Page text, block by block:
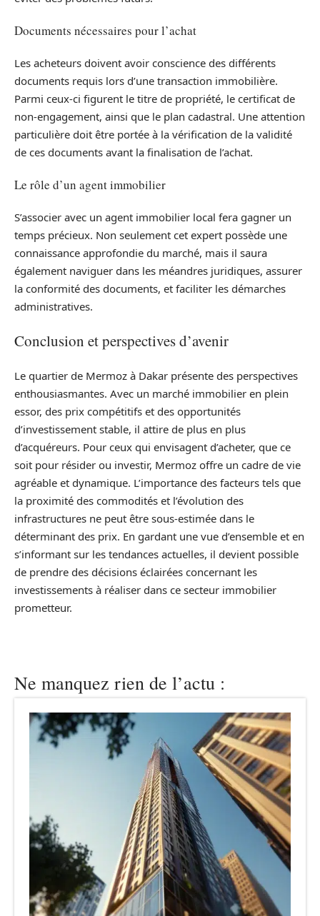
Documents nécessaires pour l’achat
Les acheteurs doivent avoir conscience des différents
documents requis lors d’une transaction immobilière.
Parmi ceux-ci figurent le titre de propriété, le certificat de
non-engagement, ainsi que le plan cadastral. Une attention
particulière doit être portée à la vérification de la validité
de ces documents avant la finalisation de l’achat.
Le rôle d’un agent immobilier
S’associer avec un agent immobilier local fera gagner un
temps précieux. Non seulement cet expert possède une
connaissance approfondie du marché, mais il saura
également naviguer dans les méandres juridiques, assurer
la conformité des documents, et faciliter les démarches
administratives.
Conclusion et perspectives d’avenir
Le quartier de Mermoz à Dakar présente des perspectives
enthousiasmantes. Avec un marché immobilier en plein
essor, des prix compétitifs et des opportunités
d’investissement stable, il attire de plus en plus
d’acquéreurs. Pour ceux qui envisagent d’acheter, que ce
soit pour résider ou investir, Mermoz offre un cadre de vie
agréable et dynamique. L’importance des facteurs tels que
la proximité des commodités et l’évolution des
infrastructures ne peut être sous-estimée dans le
déterminant des prix. En gardant une vue d’ensemble et en
s’informant sur les tendances actuelles, il devient possible
de prendre des décisions éclairées concernant les
investissements à réaliser dans ce secteur immobilier
prometteur.
Ne manquez rien de l’actu :